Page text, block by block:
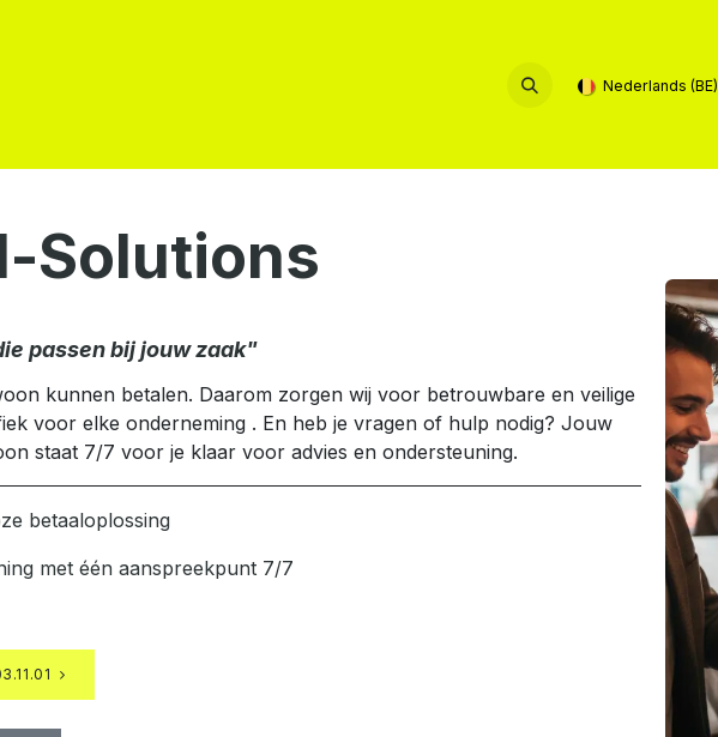
Nederlands (BE)
Solutions
passen bij jouw zaak"
kunnen betalen. Daarom zorgen wij voor betrouwbare en veilige
voor elke onderneming . En heb j​e vragen of hulp nodig? Jouw
staat 7/7 voor je klaar voor advies en ondersteuning.
betaaloplossing
met één aanspreekpunt 7/7